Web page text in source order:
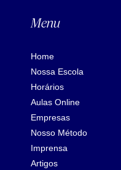
Menu
Home
Nossa Escola
Horários
Aulas Online
Empresas
Nosso Método
Imprensa
Artigos